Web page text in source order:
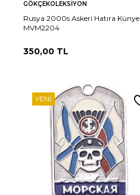
Ekle
GÖKÇEKOLEKSIYON
Rusya 2000s Askeri Hatıra Künye
MVM2204
350,00 TL
YENI